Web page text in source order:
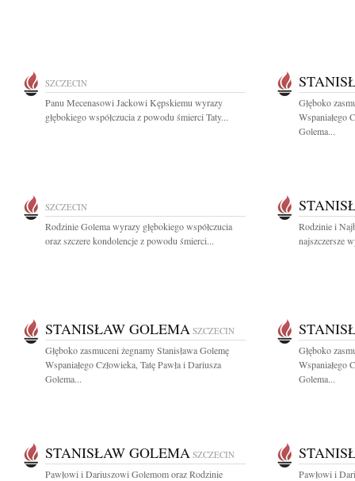
SZCZECIN
Panu Mecenasowi Jackowi Kępskiemu wyrazy
głębokiego współczucia z powodu śmierci Taty...
Głęboko
Wspaniałego
Golema...
SZCZECIN
Rodzinie Golema wyrazy głębokiego współczucia
oraz szczere kondolencje z powodu śmierci...
Rodzinie i
najszczersze
STANISŁAW GOLEMA SZCZECIN
Głęboko zasmuceni żegnamy Stanisława Golemę
Wspaniałego Człowieka, Tatę Pawła i Dariusza
Golema...
Głęboko
Wspaniałego
Golema...
STANISŁAW GOLEMA SZCZECIN
Pawłowi i Dariuszowi Golemom oraz Rodzinie
Pawłowi i